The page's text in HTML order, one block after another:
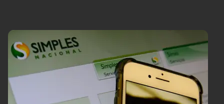
Agronegócios
Brasil
Ciência &
Tecnologia
Cinema
Comportamento
Economia
Educação
Infraestrutura
Internacional
Meio Ambiente
Podcast
Política
Saúde
Tempo